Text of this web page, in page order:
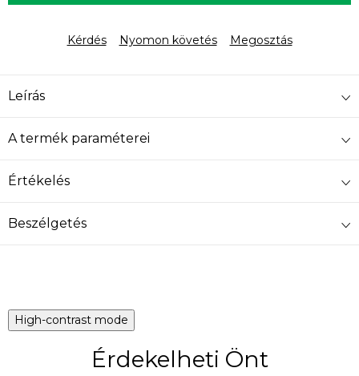
Kérdés Nyomon követés Megosztás
Leírás
A termék paraméterei
Értékelés
Beszélgetés
High-contrast mode
Érdekelheti Önt